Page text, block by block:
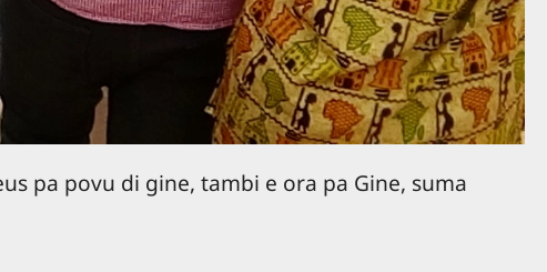
pa povu di gine, tambi e ora pa Gine, suma